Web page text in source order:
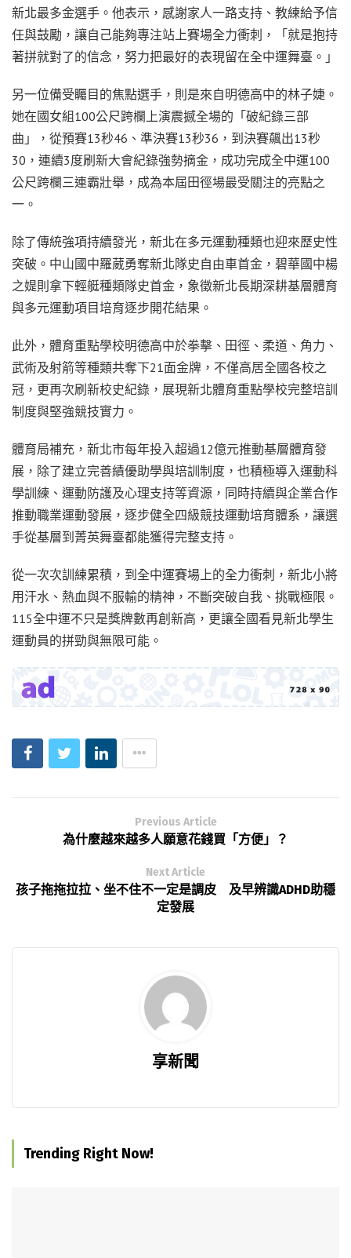
新北最多金選手。他表示，感謝家人一路支持、教練給予信
任與鼓勵，讓自己能夠專注站上賽場全力衝刺，「就是抱持
著拼就對了的信念，努力把最好的表現留在全中運舞臺。」
另一位備受矚目的焦點選手，則是來自明德高中的林子婕。
她在國女組100公尺跨欄上演震撼全場的「破紀錄三部
曲」，從預賽13秒46、準決賽13秒36，到決賽飆出13秒
30，連續3度刷新大會紀錄強勢摘金，成功完成全中運100
公尺跨欄三連霸壯舉，成為本屆田徑場最受關注的亮點之
一。
除了傳統強項持續發光，新北在多元運動種類也迎來歷史性
突破。中山國中羅葳勇奪新北隊史自由車首金，碧華國中楊
之媞則拿下輕艇種類隊史首金，象徵新北長期深耕基層體育
與多元運動項目培育逐步開花結果。
此外，體育重點學校明德高中於拳擊、田徑、柔道、角力、
武術及射箭等種類共奪下21面金牌，不僅高居全國各校之
冠，更再次刷新校史紀錄，展現新北體育重點學校完整培訓
制度與堅強競技實力。
體育局補充，新北市每年投入超過12億元推動基層體育發
展，除了建立完善績優助學與培訓制度，也積極導入運動科
學訓練、運動防護及心理支持等資源，同時持續與企業合作
推動職業運動發展，逐步健全四級競技運動培育體系，讓選
手從基層到菁英舞臺都能獲得完整支持。
從一次次訓練累積，到全中運賽場上的全力衝刺，新北小將
用汗水、熱血與不服輸的精神，不斷突破自我、挑戰極限。
115全中運不只是獎牌數再創新高，更讓全國看見新北學生
運動員的拼勁與無限可能。
Previous Article
為什麼越來越多人願意花錢買「方便」？
Next Article
孩子拖拖拉拉、坐不住不一定是調皮 及早辨識ADHD助穩
定發展
享新聞
Trending Right Now!